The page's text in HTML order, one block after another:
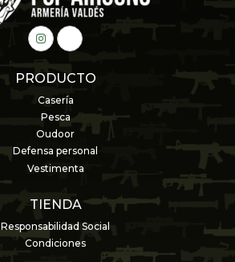
PRODUCTO
Casería
Pesca
Oudoor
Defensa personal
Vestimenta
TIENDA
Responsabilidad Social
Condiciones